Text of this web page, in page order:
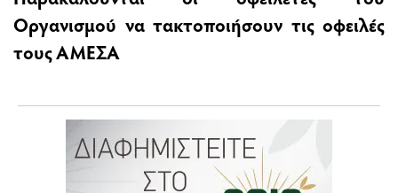
Οργανισμού να τακτοποιήσουν τις οφειλές
τους ΑΜΕΣΑ